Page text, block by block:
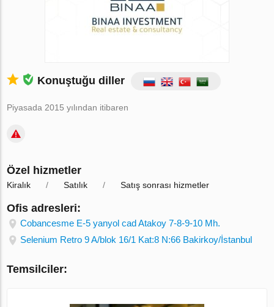
Konuştuğu diller
Piyasada 2015 yılından itibaren
Özel hizmetler
Kiralık Satılık Satış sonrası hizmetler
Ofis adresleri:
Cobancesme E-5 yanyol cad Atakoy 7-8-9-10 Mh.
Selenium Retro 9 A/blok 16/1 Kat:8 N:66 Bakirkoy/İstanbul
Temsilciler: